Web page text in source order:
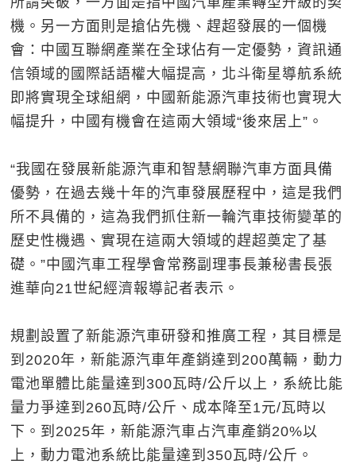
機。另一方面則是搶佔先機、趕超發展的一個機
會：中國互聯網產業在全球佔有一定優勢，資訊通
信領域的國際話語權大幅提高，北斗衛星導航系統
即將實現全球組網，中國新能源汽車技術也實現大
幅提升，中國有機會在這兩大領域“後來居上”。
“我國在發展新能源汽車和智慧網聯汽車方面具備
優勢，在過去幾十年的汽車發展歷程中，這是我們
所不具備的，這為我們抓住新一輪汽車技術變革的
歷史性機遇、實現在這兩大領域的趕超奠定了基
礎。”中國汽車工程學會常務副理事長兼秘書長張
進華向21世紀經濟報導記者表示。
規劃設置了新能源汽車研發和推廣工程，其目標是
到2020年，新能源汽車年產銷達到200萬輛，動力
電池單體比能量達到300瓦時/公斤以上，系統比能
量力爭達到260瓦時/公斤、成本降至1元/瓦時以
下。到2025年，新能源汽車占汽車產銷20%以
上，動力電池系統比能量達到350瓦時/公斤。